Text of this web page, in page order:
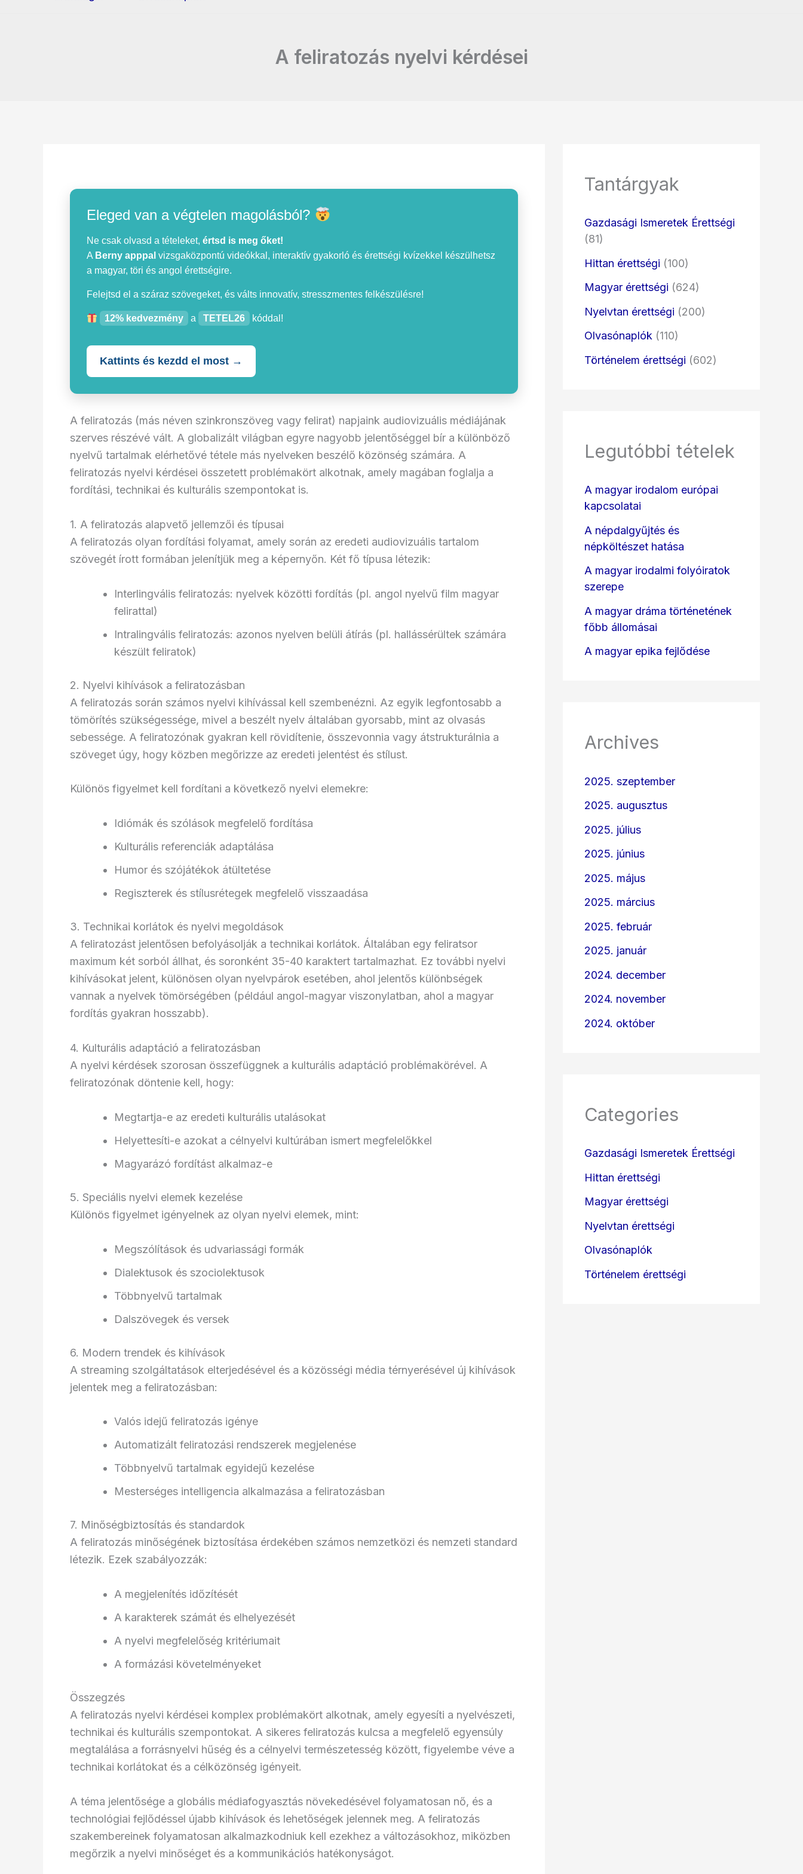
A feliratozás nyelvi kérdései
Eleged van a végtelen magolásból?
Ne csak olvasd a tételeket, értsd is meg őket!
A Berny apppal vizsgaközpontú videókkal, interaktív gyakorló és érettségi kvízekkel készülhetsz
a magyar, töri és angol érettségire.
Felejtsd el a száraz szövegeket, és válts innovatív, stresszmentes felkészülésre!
12% kedvezmény a TETEL26 kóddal!
Kattints és kezdd el most →
A feliratozás (más néven szinkronszöveg vagy felirat) napjaink audiovizuális médiájának
szerves részévé vált. A globalizált világban egyre nagyobb jelentőséggel bír a különböző
nyelvű tartalmak elérhetővé tétele más nyelveken beszélő közönség számára. A
feliratozás nyelvi kérdései összetett problémakört alkotnak, amely magában foglalja a
fordítási, technikai és kulturális szempontokat is.
1. A feliratozás alapvető jellemzői és típusai
A feliratozás olyan fordítási folyamat, amely során az eredeti audiovizuális tartalom
szövegét írott formában jelenítjük meg a képernyőn. Két fő típusa létezik:
Interlingvális feliratozás: nyelvek közötti fordítás (pl. angol nyelvű film magyar
felirattal)
Intralingvális feliratozás: azonos nyelven belüli átírás (pl. hallássérültek számára
készült feliratok)
2. Nyelvi kihívások a feliratozásban
A feliratozás során számos nyelvi kihívással kell szembenézni. Az egyik legfontosabb a
tömörítés szükségessége, mivel a beszélt nyelv általában gyorsabb, mint az olvasás
sebessége. A feliratozónak gyakran kell rövidítenie, összevonnia vagy átstrukturálnia a
szöveget úgy, hogy közben megőrizze az eredeti jelentést és stílust.
Különös figyelmet kell fordítani a következő nyelvi elemekre:
Idiómák és szólások megfelelő fordítása
Kulturális referenciák adaptálása
Humor és szójátékok átültetése
Regiszterek és stílusrétegek megfelelő visszaadása
3. Technikai korlátok és nyelvi megoldások
A feliratozást jelentősen befolyásolják a technikai korlátok. Általában egy feliratsor
maximum két sorból állhat, és soronként 35-40 karaktert tartalmazhat. Ez további nyelvi
kihívásokat jelent, különösen olyan nyelvpárok esetében, ahol jelentős különbségek
vannak a nyelvek tömörségében (például angol-magyar viszonylatban, ahol a magyar
fordítás gyakran hosszabb).
4. Kulturális adaptáció a feliratozásban
A nyelvi kérdések szorosan összefüggnek a kulturális adaptáció problémakörével. A
feliratozónak döntenie kell, hogy:
Megtartja-e az eredeti kulturális utalásokat
Helyettesíti-e azokat a célnyelvi kultúrában ismert megfelelőkkel
Magyarázó fordítást alkalmaz-e
5. Speciális nyelvi elemek kezelése
Különös figyelmet igényelnek az olyan nyelvi elemek, mint:
Megszólítások és udvariassági formák
Dialektusok és szociolektusok
Többnyelvű tartalmak
Dalszövegek és versek
6. Modern trendek és kihívások
A streaming szolgáltatások elterjedésével és a közösségi média térnyerésével új kihívások
jelentek meg a feliratozásban:
Valós idejű feliratozás igénye
Automatizált feliratozási rendszerek megjelenése
Többnyelvű tartalmak egyidejű kezelése
Mesterséges intelligencia alkalmazása a feliratozásban
7. Minőségbiztosítás és standardok
A feliratozás minőségének biztosítása érdekében számos nemzetközi és nemzeti standard
létezik. Ezek szabályozzák:
A megjelenítés időzítését
A karakterek számát és elhelyezését
A nyelvi megfelelőség kritériumait
A formázási követelményeket
Összegzés
A feliratozás nyelvi kérdései komplex problémakört alkotnak, amely egyesíti a nyelvészeti,
technikai és kulturális szempontokat. A sikeres feliratozás kulcsa a megfelelő egyensúly
megtalálása a forrásnyelvi hűség és a célnyelvi természetesség között, figyelembe véve a
technikai korlátokat és a célközönség igényeit.
A téma jelentősége a globális médiafogyasztás növekedésével folyamatosan nő, és a
technológiai fejlődéssel újabb kihívások és lehetőségek jelennek meg. A feliratozás
szakembereinek folyamatosan alkalmazkodniuk kell ezekhez a változásokhoz, miközben
megőrzik a nyelvi minőséget és a kommunikációs hatékonyságot.
Tantárgyak
Gazdasági Ismeretek Érettségi
(81)
Hittan érettségi (100)
Magyar érettségi (624)
Nyelvtan érettségi (200)
Olvasónaplók (110)
Történelem érettségi (602)
Legutóbbi tételek
A magyar irodalom európai
kapcsolatai
A népdalgyűjtés és
népköltészet hatása
A magyar irodalmi folyóiratok
szerepe
A magyar dráma történetének
főbb állomásai
A magyar epika fejlődése
Archives
2025. szeptember
2025. augusztus
2025. július
2025. június
2025. május
2025. március
2025. február
2025. január
2024. december
2024. november
2024. október
Categories
Gazdasági Ismeretek Érettségi
Hittan érettségi
Magyar érettségi
Nyelvtan érettségi
Olvasónaplók
Történelem érettségi